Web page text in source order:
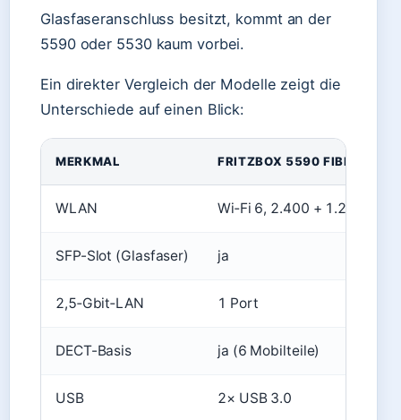
Glasfaseranschluss besitzt, kommt an der
5590 oder 5530 kaum vorbei.
Ein direkter Vergleich der Modelle zeigt die
Unterschiede auf einen Blick:
MERKMAL FRITZBOX 5590 FIBER
WLAN Wi‑Fi 6, 2.400 + 1.200
SFP-Slot (Glasfaser) ja
2,5‑Gbit‑LAN 1 Port
DECT-Basis ja (6 Mobilteile)
USB 2× USB 3.0